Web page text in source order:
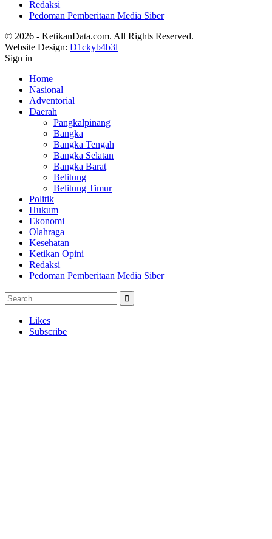
Redaksi
Pedoman Pemberitaan Media Siber
© 2026 - KetikanData.com. All Rights Reserved.
Website Design: D1ckyb4b3l
Sign in
Home
Nasional
Adventorial
Daerah
Pangkalpinang
Bangka
Bangka Tengah
Bangka Selatan
Bangka Barat
Belitung
Belitung Timur
Politik
Hukum
Ekonomi
Olahraga
Kesehatan
Ketikan Opini
Redaksi
Pedoman Pemberitaan Media Siber
Likes
Subscribe